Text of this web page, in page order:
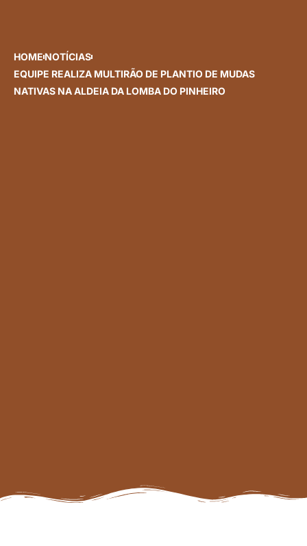
HOME NOTÍCIAS
EQUIPE REALIZA MULTIRÃO DE PLANTIO DE MUDAS
NATIVAS NA ALDEIA DA LOMBA DO PINHEIRO